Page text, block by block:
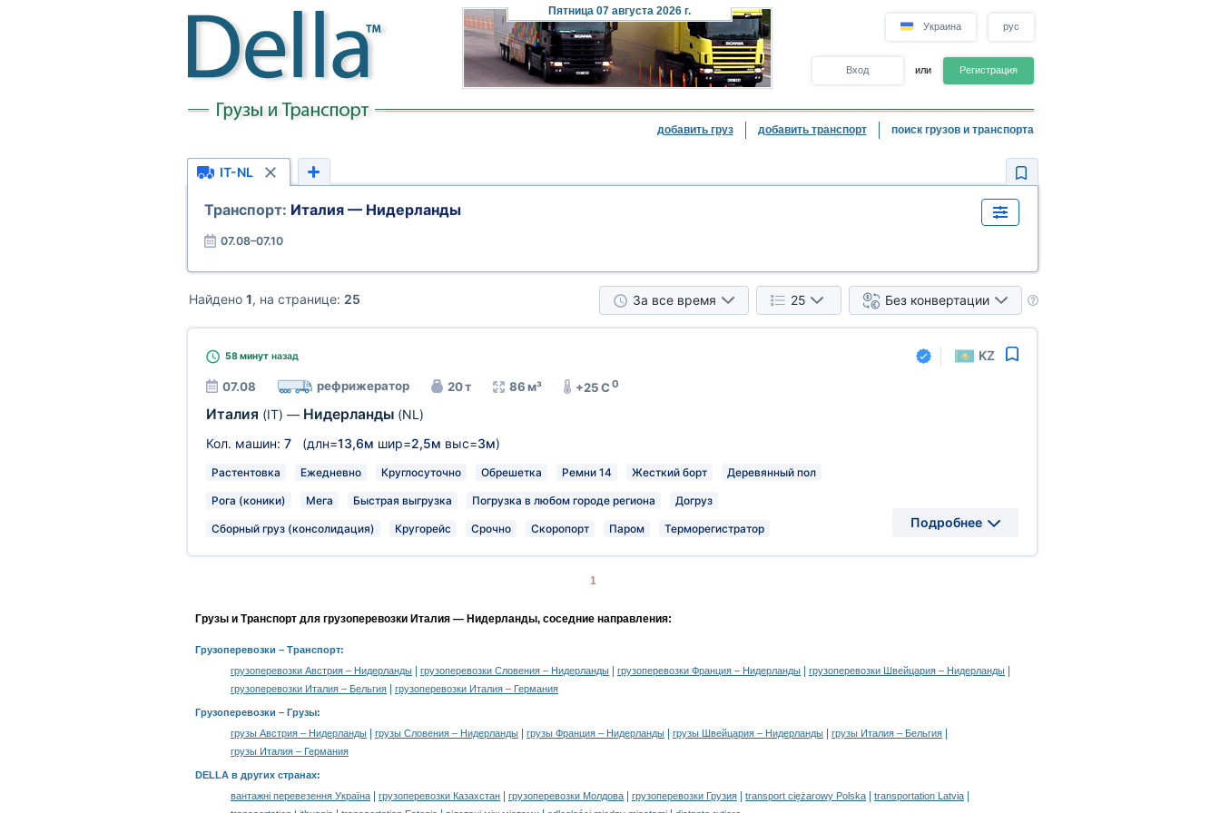
Пятница07 августа 2026 г.
Украина рус
Вход или Регистрация
добавить груз добавить транспорт поиск грузов и транспорта
IT-NL
Транспорт: Италия — Нидерланды
07.08–07.10
Найдено 1, на странице: 25 За все время 25 Без конвертации
58 минутназад KZ
07.08 рефрижератор 20 т 86 м³ +25 C0
Италия (IT) — Нидерланды (NL)
Кол. машин: 7(длн=13,6м шир=2,5м выс=3м)
Растентовка Ежедневно Круглосуточно Обрешетка Ремни 14 Жесткий борт Деревянный пол
Рога (коники) Мега Быстрая выгрузка Погрузка в любом городе региона Догруз
Сборный груз (консолидация) Кругорейс Срочно Скоропорт Паром Терморегистратор Подробнее
1
Грузы и Транспорт для грузоперевозки Италия — Нидерланды, соседние направления:
Грузоперевозки – Транспорт:
грузоперевозки Австрия – Нидерланды
грузоперевозки Словения – Нидерланды грузоперевозки Франция – Нидерланды грузоперевозки Швейцария – Нидерланды
грузоперевозки Италия – Бельгия грузоперевозки Италия – Германия
Грузоперевозки – Грузы:
грузы Австрия – Нидерланды
грузы Словения – Нидерланды грузы Франция – Нидерланды грузы Швейцария – Нидерланды грузы Италия – Бельгия
грузы Италия – Германия
DELLA в других странах:
вантажні перевезення Україна
грузоперевозки Казахстан грузоперевозки Молдова грузоперевозки Грузия transport ciężarowy Polska transportation Latvia